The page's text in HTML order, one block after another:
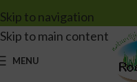
Skip to navigation
Skip to main content
MENU